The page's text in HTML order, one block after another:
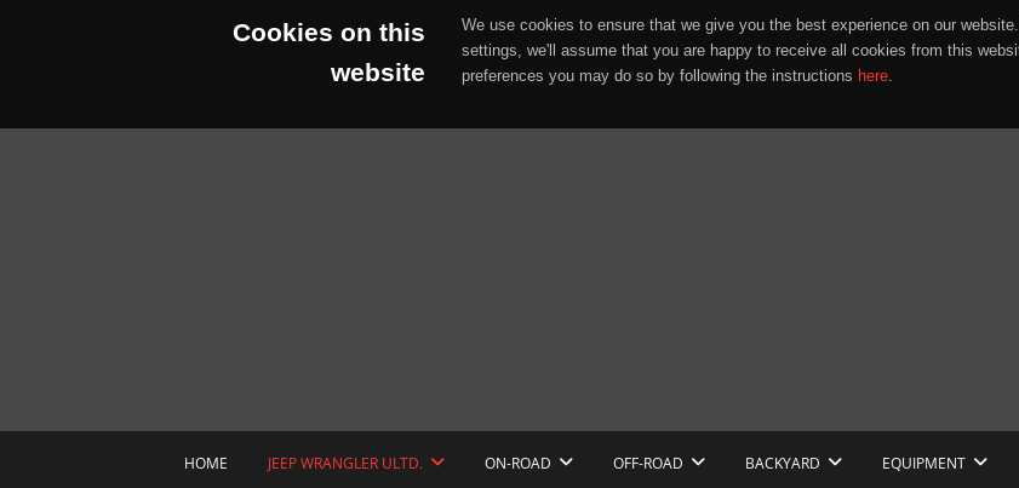
Cookies on this
website
We use cookies to ensure that we give you the best experience on our
settings, we'll assume that you are happy to receive all cookies from this
preferences you may do so by following the instructions here.
HOME JEEP WRANGLER ULTD. ON-ROAD OFF-ROAD BACKYARD EQUIPMENT